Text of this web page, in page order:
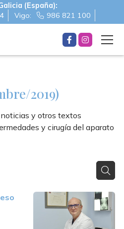
(España):
Vigo: 986 821 100
2019)
y otros textos
y cirugía del aparato